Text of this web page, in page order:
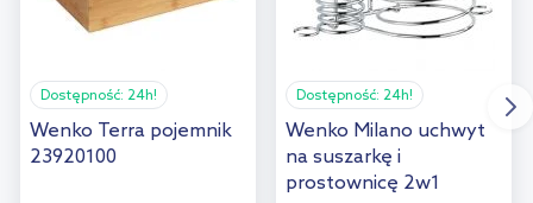
Dostępność: 24h!
Wenko Terra pojemnik
23920100
Dostępność: 24h!
Wenko Milano uchwyt
na suszarkę i
prostownicę 2w1